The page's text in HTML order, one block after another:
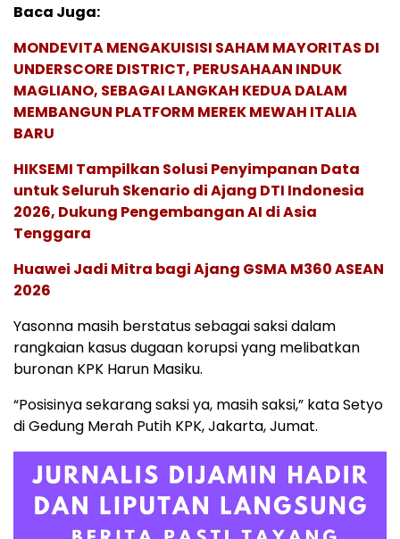
Baca Juga:
MONDEVITA MENGAKUISISI SAHAM MAYORITAS DI
UNDERSCORE DISTRICT, PERUSAHAAN INDUK
MAGLIANO, SEBAGAI LANGKAH KEDUA DALAM
MEMBANGUN PLATFORM MEREK MEWAH ITALIA
BARU
HIKSEMI Tampilkan Solusi Penyimpanan Data
untuk Seluruh Skenario di Ajang DTI Indonesia
2026, Dukung Pengembangan AI di Asia
Tenggara
Huawei Jadi Mitra bagi Ajang GSMA M360 ASEAN
2026
Yasonna masih berstatus sebagai saksi dalam
rangkaian kasus dugaan korupsi yang melibatkan
buronan KPK Harun Masiku.
“Posisinya sekarang saksi ya, masih saksi,” kata Setyo
di Gedung Merah Putih KPK, Jakarta, Jumat.